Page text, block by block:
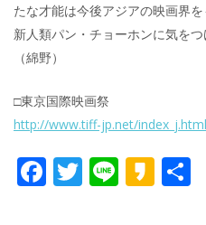
たな才能は今後アジアの映画界
新人類パン・チョーホンに気をつ
（綿野）
□東京国際映画祭
http://www.tiff-jp.net/index_j.html
F T Li K